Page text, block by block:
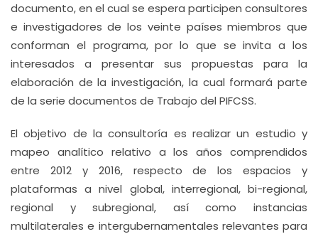
documento, en el cual se espera participen consultores
e investigadores de los veinte países miembros que
conforman el programa, por lo que se invita a los
interesados a presentar sus propuestas para la
elaboración de la investigación, la cual formará parte
de la serie documentos de Trabajo del PIFCSS.
El objetivo de la consultoría es realizar un estudio y
mapeo analítico relativo a los años comprendidos
entre 2012 y 2016, respecto de los espacios y
plataformas a nivel global, interregional, bi-regional,
regional y subregional, así como instancias
multilaterales e intergubernamentales relevantes para